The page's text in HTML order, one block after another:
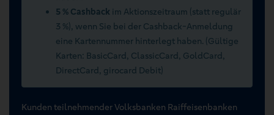
5 % Cashback im Aktionszeitraum (statt regulär
3 %), wenn Sie bei der Cashback-Anmeldung
eine Kartennummer hinterlegt haben. (Gültige
Karten: BasicCard, ClassicCard, GoldCard,
DirectCard, girocard Debit)
Kunden teilnehmender Volksbanken Raiffeisenbanken